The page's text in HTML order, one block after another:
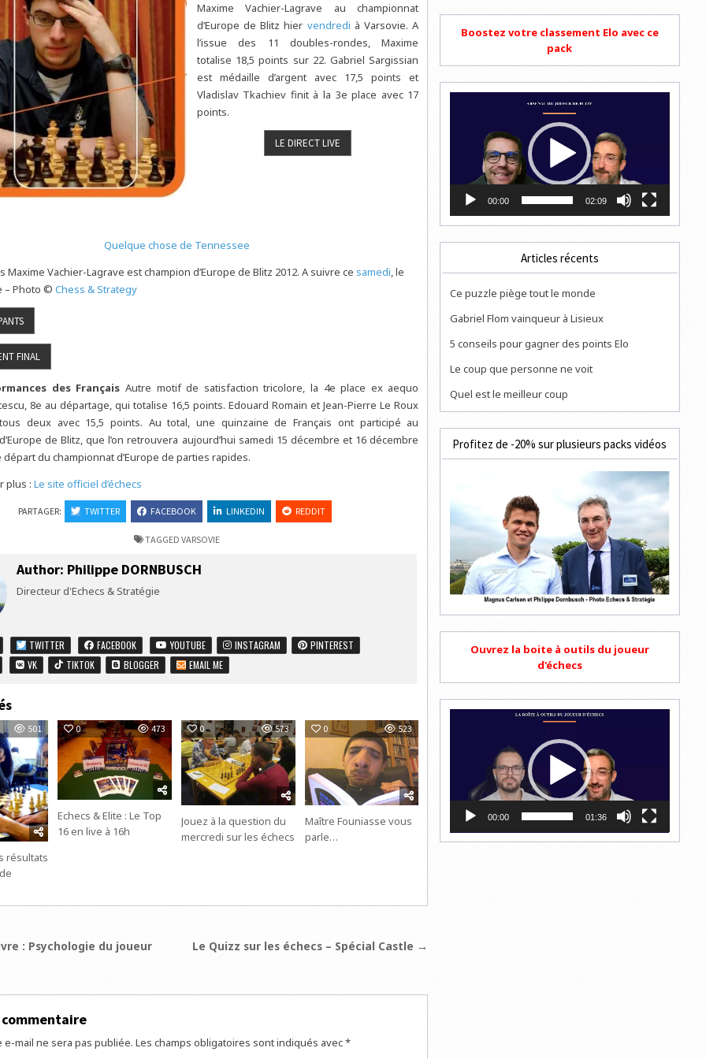
Maxime Vachier-Lagrave au championnat
d’Europe de Blitz hier vendredi à Varsovie. A
l’issue des 11 doubles-rondes, Maxime
totalise 18,5 points sur 22. Gabriel Sargissian
est médaille d’argent avec 17,5 points et
Vladislav Tkachiev finit à la 3e place avec 17
points.
Quelque chose de Tennessee
Maxime Vachier-Lagrave est champion d’Europe de Blitz 2012. A suivre ce samedi, le
– Photo © Chess & Strategy
des Français Autre motif de satisfaction tricolore, la 4e place ex aequo
8e au départage, qui totalise 16,5 points. Edouard Romain et Jean-Pierre Le Roux
deux avec 15,5 points. Au total, une quinzaine de Français ont participé au
de Blitz, que l’on retrouvera aujourd’hui samedi 15 décembre et 16 décembre
du championnat d’Europe de parties rapides.
plus : Le site officiel d’échecs
PARTAGER: TWITTER FACEBOOK LINKEDIN REDDIT
TAGGED VARSOVIE
Author: Philippe DORNBUSCH
Directeur d'Echecs & Stratégie
TWITTER FACEBOOK YOUTUBE INSTAGRAM
PINTEREST
VK
TIKTOK BLOGGER EMAIL ME
501
résultats
0 473
Echecs & Elite : Le Top
16 en live à 16h
0 573
Jouez à la question du
mercredi sur les échecs
0 523
Maître Founiasse vous
parle…
Le Quizz sur les échecs – Spécial Castle →
: Psychologie du joueur
e-mail ne sera pas publiée. Les champs obligatoires sont indiqués avec*
Boostez votre classement Elo avec ce
pack
00:00 02:09
Articles récents
Ce puzzle piège tout le monde
Gabriel Flom vainqueur à Lisieux
5 conseils pour gagner des points Elo
Le coup que personne ne voit
Quel est le meilleur coup
Profitez de -20% sur plusieurs packs vidéos
Ouvrez la boite à outils du joueur
d'échecs
00:00 01:36